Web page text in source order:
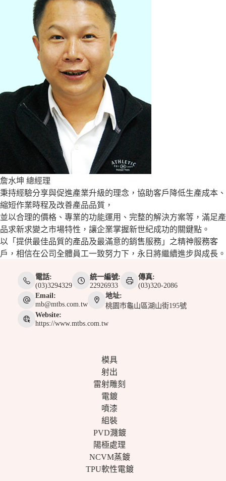
詹水坤 總經理
秉持經驗分享與促進產業升級的理念，協助客戶降低生產成本、
縮短作業時程及改善產品品質，
並以合理的價格、專業的功能運用、完整的解決方案等，滿足產
品求新求變之市場特性，讓企業掌握新世紀成功的關鍵點。
以「提供最佳品質的產品及最滿意的銷售服務」之精神服務客
戶，相信在公司全體員工一致努力下，永日將繼續進步與成長。
電話:
(03)3294329
統一編號:
22926933
傳真:
(03)320-2086
Email:
mb@mtbs.com.tw
地址:
桃園巿龜山區湖山街195號
Website:
https://www.mtbs.com.tw
模具
射出
雷射雕刻
電鍍
噴漆
組裝
PVD濺鍍
陽極處理
NCVM蒸鍍
TPU軟性電鍍